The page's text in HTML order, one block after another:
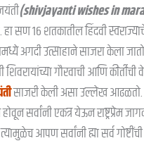
(shivjayanti wishes in
१६ शतकातील हिंदवी स्वराज्याचे
अगदी उत्साहाने साजरा केला
गौरवाची आणि
साजरी केली असा उल्लेख आढळतो.
सर्वांनी एकत्र येऊन राष्ट्रप्रेम
त्यामुळेच आपण सर्वांनी ह्या सर्व